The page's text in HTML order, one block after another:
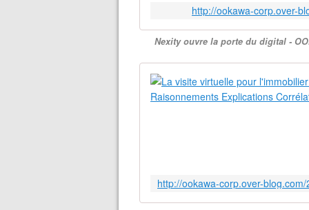
http://ookawa-corp.over-
Nexity ouvre la porte du digital -